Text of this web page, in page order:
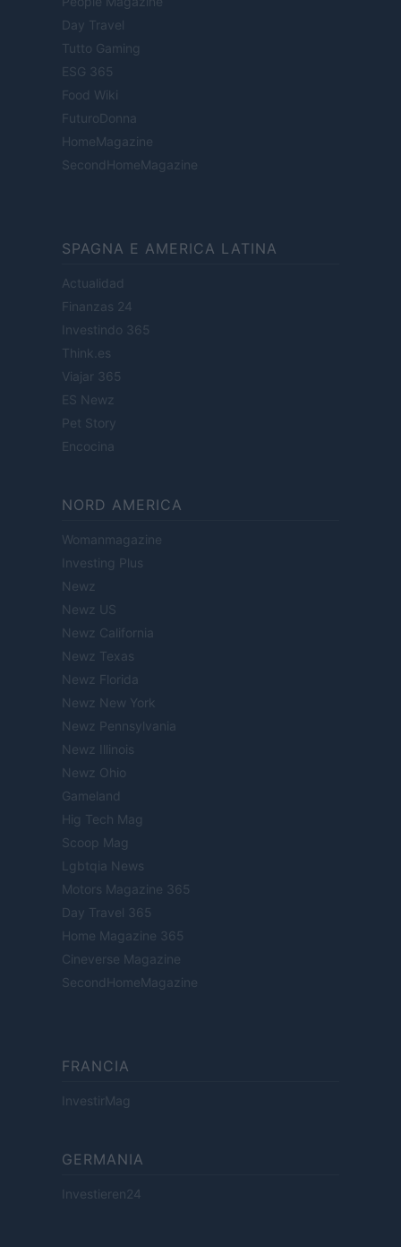
Day Travel
Tutto Gaming
ESG 365
Food Wiki
FuturoDonna
HomeMagazine
SecondHomeMagazine
SPAGNA E AMERICA LATINA
Actualidad
Finanzas 24
Investindo 365
Think.es
Viajar 365
ES Newz
Pet Story
Encocina
NORD AMERICA
Womanmagazine
Investing Plus
Newz
Newz US
Newz California
Newz Texas
Newz Florida
Newz New York
Newz Pennsylvania
Newz Illinois
Newz Ohio
Gameland
Hig Tech Mag
Scoop Mag
Lgbtqia News
Motors Magazine 365
Day Travel 365
Home Magazine 365
Cineverse Magazine
SecondHomeMagazine
FRANCIA
InvestirMag
GERMANIA
Investieren24